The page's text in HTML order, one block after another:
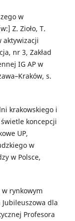
w
Z. Zioło, T.
aktywizacji
nr 3, Zakład
IG AP w
s.
krakowskiego i
koncepcji
UP,
w
w Polsce,
w rynkowym
dla
Profesora